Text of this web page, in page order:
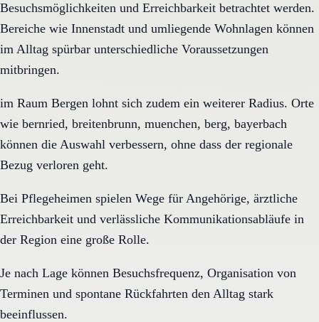
Besuchsmöglichkeiten und Erreichbarkeit betrachtet werden.
Bereiche wie Innenstadt und umliegende Wohnlagen können
im Alltag spürbar unterschiedliche Voraussetzungen
mitbringen.
im Raum Bergen lohnt sich zudem ein weiterer Radius. Orte
wie bernried, breitenbrunn, muenchen, berg, bayerbach
können die Auswahl verbessern, ohne dass der regionale
Bezug verloren geht.
Bei Pflegeheimen spielen Wege für Angehörige, ärztliche
Erreichbarkeit und verlässliche Kommunikationsabläufe in
der Region eine große Rolle.
Je nach Lage können Besuchsfrequenz, Organisation von
Terminen und spontane Rückfahrten den Alltag stark
beeinflussen.